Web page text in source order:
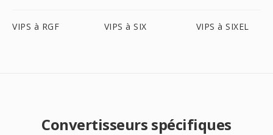
VIPS à RGF VIPS à SIX VIPS à SIXEL
Convertisseurs spécifiques